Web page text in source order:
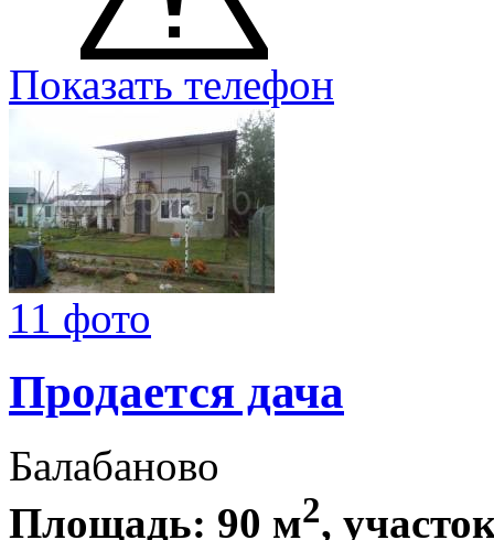
Показать телефон
11 фото
Продается дача
Балабаново
Площадь: 90 м2,